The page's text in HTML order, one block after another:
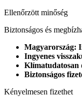
Ellenőrzött minőség
Biztonságos és
Magyarország:
Ingyenes
Klímatudatosan
Biztonságos
Kényelmesen fizethet